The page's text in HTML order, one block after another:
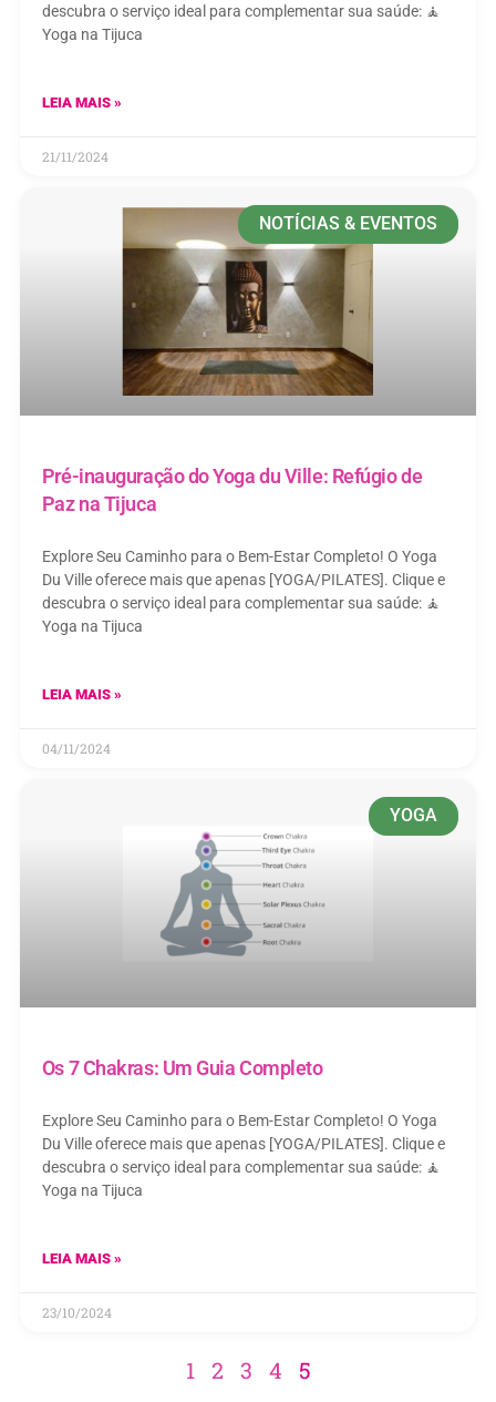
descubra o serviço ideal para complementar sua saúde: 🧘
Yoga na Tijuca
LEIA MAIS »
21/11/2024
NOTÍCIAS & EVENTOS
Pré-inauguração do Yoga du Ville: Refúgio de
Paz na Tijuca
Explore Seu Caminho para o Bem-Estar Completo! O Yoga
Du Ville oferece mais que apenas [YOGA/PILATES]. Clique e
descubra o serviço ideal para complementar sua saúde: 🧘
Yoga na Tijuca
LEIA MAIS »
04/11/2024
YOGA
Os 7 Chakras: Um Guia Completo
Explore Seu Caminho para o Bem-Estar Completo! O Yoga
Du Ville oferece mais que apenas [YOGA/PILATES]. Clique e
descubra o serviço ideal para complementar sua saúde: 🧘
Yoga na Tijuca
LEIA MAIS »
23/10/2024
1 2 3 4 5